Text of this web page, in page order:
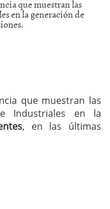
que muestran las
en la generación de
que muestran las
Industriales en la
, en las últimas